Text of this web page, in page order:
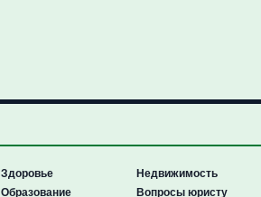
Здоровье
Образование
Недвижимость
Вопросы юристу